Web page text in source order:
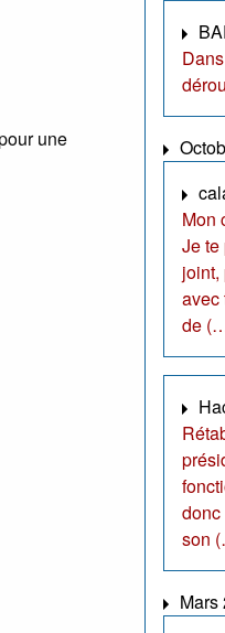
une
Mon
Je te
joint,
avec
de
son
Mars